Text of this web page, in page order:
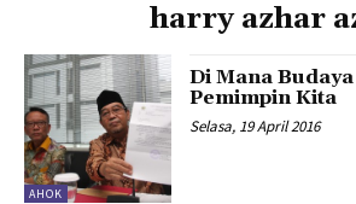
harry azhar
AHOK
Di Mana
Pemimpin Kita
Selasa, 19 April 2016